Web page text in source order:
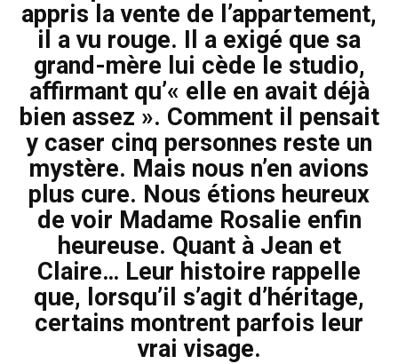
appris la vente de l’appartement,
il a vu rouge. Il a exigé que sa
grand-mère lui cède le studio,
affirmant qu’« elle en avait déjà
bien assez ». Comment il pensait
y caser cinq personnes reste un
mystère. Mais nous n’en avions
plus cure. Nous étions heureux
de voir Madame Rosalie enfin
heureuse. Quant à Jean et
Claire… Leur histoire rappelle
que, lorsqu’il s’agit d’héritage,
certains montrent parfois leur
vrai visage.